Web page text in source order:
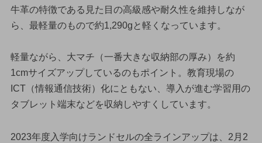
牛革の特徴である見た目の高級感や耐久性を維持しなが
ら、最軽量のもので約1,290gと軽くなっています。
軽量ながら、大マチ（一番大きな収納部の厚み）を約
1cmサイズアップしているのもポイント。教育現場の
ICT（情報通信技術）化にともない、導入が進む学習用の
タブレット端末などを収納しやすくしています。
2023年度入学向けランドセルの全ラインアップは、2月2